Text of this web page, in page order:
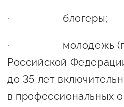
Каталог маркетплейсов
Каталог креативной
продукции
Госзакупки для малого
бизнеса
· блогеры;
· молодежь
Российской
до 35 лет
в профессиональных